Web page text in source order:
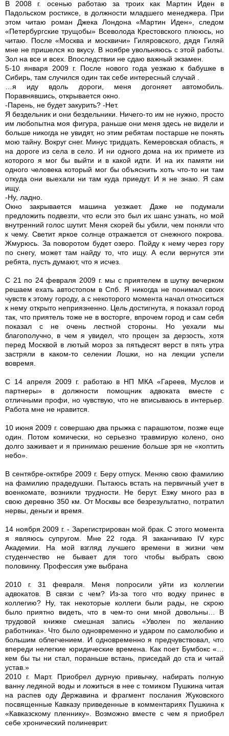
В 2008 г. осенью работаю за троих как Мартин Иден в
Падольском ростиксе, в должности младшего менеджера. При
этом читаю роман Джека Лондона «Мартин Иден», следом
«Петербургские трущобы» Всеволода Крестовского плююсь, но
читаю. После «Москва и москвичи» Гиляровского, дядя Гиляй
мне не пришелся ко вкусу. В ноябре увольняюсь с этой работы.
Зол на все и всех. Впоследствии не сдаю важный экзамен.
5-10 января 2009 г. После нового года уезжаю к бабушке в
Сибирь, там случился один так себе интересный случай .
…я иду вдоль дороги, меня догоняет автомобиль.
Поравнявшись, открывается окно.
-Парень, не будет закурить? -Нет.
Я бездельник и они бездельники. Ничего-то им не нужно, просто
им любопытна моя фигура, раньше они меня здесь не видели и
больше никогда не увидят, но этим ребятам постарше не понять
мою тайну. Вокруг снег. Минус тридцать. Кемеровская область, я
на дороге из села в село. И ни одного дома на их примете из
которого я мог бы выйти и в какой идти. И на их памяти ни
одного человека который мог бы объяснить хоть что-то ни там
откуда они выехали ни там куда приедут. И я не знаю. Я сам
ищу.
-Ну, ладно.
Окно закрывается машина уезжает. Даже не подумали
предложить подвезти, что если это был их шанс узнать, но мой
внутренний голос шутит. Меня скорей бы убили, чем поняли что
к чему. Светит яркое солнце отражается от снежного покрова.
Жмурюсь. За поворотом будет озеро. Пойду к нему через гору
по снегу, может там найду то, что ищу. А если вернутся эти
ребята, пусть думают, что я исчез.
С 21 по 24 февраля 2009 г. мы с приятелем в шутку вечерком
решаем ехать автостопом в Спб. Я никогда не понимал своих
чувств к этому городу, а с некоторого момента начал относиться
к нему открыто неприязненно. Цель достигнута, я показал город
так, что приятель тоже не в восторге, впрочем город и сам себя
показал с не очень лестной стороны. Но уехали мы
благополучно, в чем я увидел, что прощен за дерзость, хотя
перед Москвой в лютый мороз за пятьдесят верст в пять утра
застряли в каком-то селении Лошки, но на лекции успели
вовремя.
С 14 апреля 2009 г. работаю в НП МКА «Гареев, Муслов и
партнеры» в должности помощник адвоката вместе с
отличными профи, но чувствую, что не вписываюсь в интерьер.
Работа мне не нравится.
10 июня 2009 г. совершаю два прыжка с парашютом, позже еще
один. Потом комически, но серьезно травмирую колено, оно
долго заживает и я принимаю решение больше зря не «коптить
небо».
В сентябре-октябре 2009 г. Беру отпуск. Меняю свою фамилию
на фамилию прадедушки. Пытаюсь встать на первичный учет в
военкомате, возникли трудности. Не берут. Езжу много раз в
свою деревню 350 км. От Москвы все безрезультатно, потратил
нервы, деньги и время.
14 ноября 2009 г. - Зарегистрирован мой брак. С этого момента
я являюсь супругом. Мне 22 года. Я заканчиваю IV курс
Академии. На мой взгляд лучшего времени в жизни чем
студенчество не бывает для того чтобы выбрать свою
половинку. Профессия уже выбрана
2010 г. 31 февраля. Меня попросили уйти из коллегии
адвокатов. В связи с чем? Из-за того что водку принес в
коллегию? Ну, так некоторые коллеги были рады, не скрою
было приятно видеть, что в чем-то они мной довольны… В
трудовой книжке смешная запись «Уволен по желанию
работника». Что было одновременно и ударом по самолюбию и
большим облегчением. И одновременно я предчувствовал, что
впереди нелегкие юридические времена. Как поет Бумбокс «…
кем бы ты ни стал, пораньше встань, приседай до ста и читай
устав.»
2010 г. Март. Приобрел дурную привычку, набирать полную
ванну ледяной воды и ложиться в нее с томиком Пушкина читая
на распев оду Державина и фрагмент послания Жуковского
посвященные Кавказу приведенные в комментариях Пушкина к
«Кавказскому пленнику». Возможно вместе с чем я приобрел
себе хронический полиневрит.